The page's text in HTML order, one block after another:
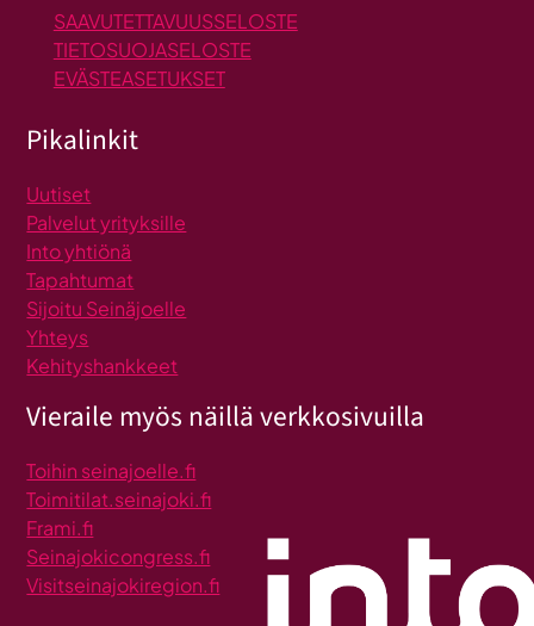
SAAVUTETTAVUUSSELOSTE
TIETOSUOJASELOSTE
EVÄSTEASETUKSET
Pikalinkit
Uutiset
Palvelut yrityksille
Into yhtiönä
Tapahtumat
Sijoitu Seinäjoelle
Yhteys
Kehityshankkeet
Vieraile myös näillä verkkosivuilla
Toihin seinajoelle.fi
Toimitilat.seinajoki.fi
Frami.fi
Seinajokicongress.fi
Visitseinajokiregion.fi